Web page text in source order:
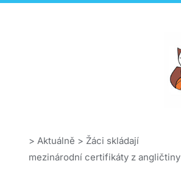
> Aktuálně > Žáci skládají
mezinárodní certifikáty z angličtiny